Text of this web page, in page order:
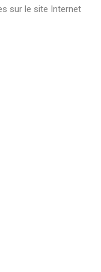
sur le site Internet